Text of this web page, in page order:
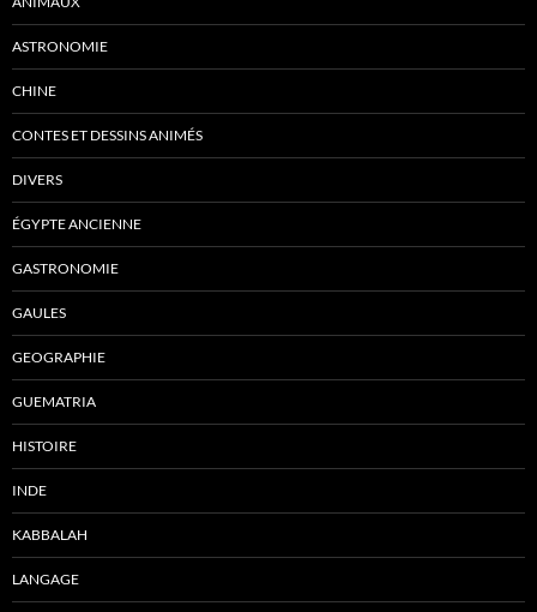
ASTRONOMIE
CHINE
CONTES ET DESSINS ANIMÉS
DIVERS
ÉGYPTE ANCIENNE
GASTRONOMIE
GAULES
GEOGRAPHIE
GUEMATRIA
HISTOIRE
INDE
KABBALAH
LANGAGE